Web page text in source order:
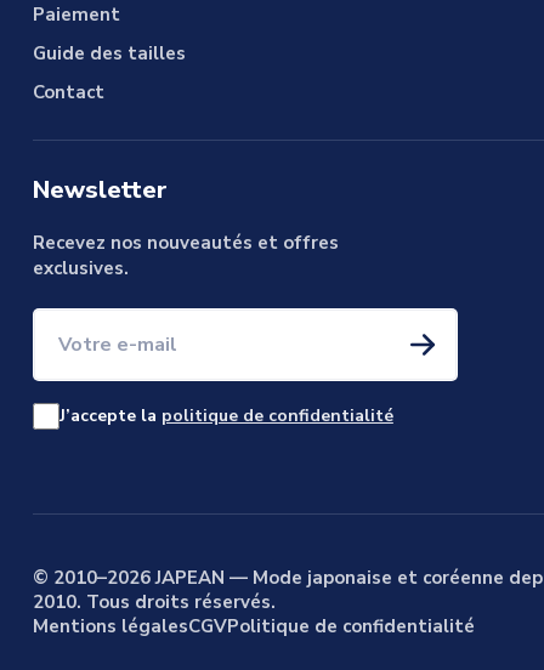
Paiement
Guide des tailles
Contact
Newsletter
Recevez nos nouveautés et offres
exclusives.
Votre e-mail
J’accepte la politique de confidentialité
© 2010–2026 JAPEAN — Mode japonaise et coréenne
2010. Tous droits réservés.
Mentions légalesCGVPolitique de confidentialité